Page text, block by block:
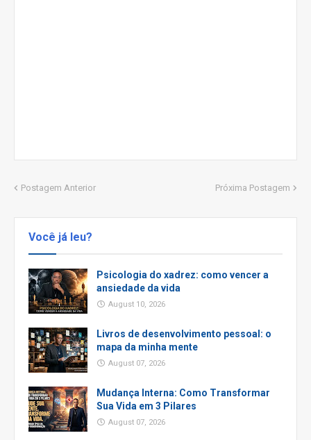
Postagem Anterior Próxima Postagem
Você já leu?
Psicologia do xadrez: como vencer a
ansiedade da vida
August 10, 2026
Livros de desenvolvimento pessoal: o
mapa da minha mente
August 07, 2026
Mudança Interna: Como Transformar
Sua Vida em 3 Pilares
August 07, 2026